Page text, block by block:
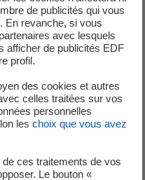
H/F
de publicités qui vous
En revanche, si vous
avec lesquels
afficher de publicités EDF
profil.
des cookies et autres
celles traitées sur vos
personnelles
les choix que vous avez
ces traitements de vos
Le bouton «